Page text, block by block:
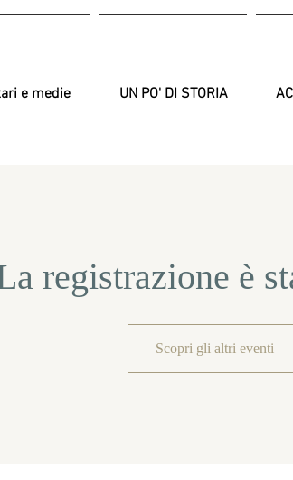
e medie UN PO' DI STORIA
registrazione è
Scopri gli altri eventi